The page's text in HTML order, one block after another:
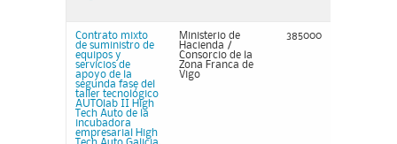
Contrato mixto
de suministro de
equipos y
servicios de
apoyo de la
segunda fase del
taller tecnológico
AUTOlab II High
Tech Auto de la
incubadora
empresarial High
Ministerio de
Hacienda /
Consorcio de la
Zona Franca de
Vigo
385000